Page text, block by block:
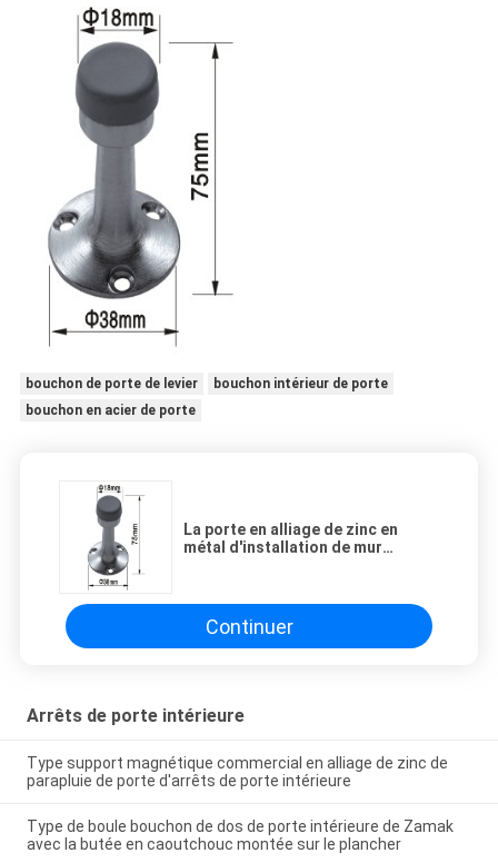
bouchon de porte de levier
bouchon intérieur de porte
bouchon en acier de porte
La porte en alliage de zinc en
métal d'installation de mur
Continuer
Arrêts de porte intérieure
Type support magnétique commercial en alliage de zinc de
parapluie de porte d'arrêts de porte intérieure
Type de boule bouchon de dos de porte intérieure de Zamak
avec la butée en caoutchouc montée sur le plancher